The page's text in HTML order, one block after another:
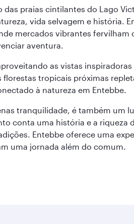
das praias cintilantes do Lago
vida selvagem e história.
mercados vibrantes fervilham
aventura.
as vistas
tropicais próximas
à natureza em Entebbe.
tranquilidade, é também um
conta uma história e a riqueza
Entebbe oferece uma
uma jornada além do comum.